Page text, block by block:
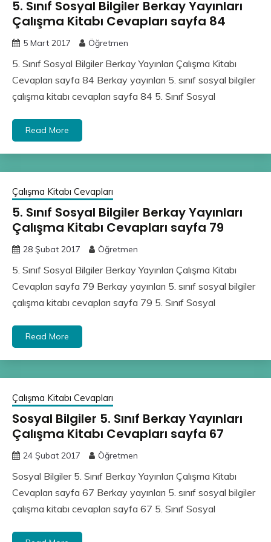
5. Sınıf Sosyal Bilgiler Berkay Yayınları
Çalışma Kitabı Cevapları sayfa 84
5 Mart 2017 Öğretmen
5. Sınıf Sosyal Bilgiler Berkay Yayınları Çalışma Kitabı
Cevapları sayfa 84 Berkay yayınları 5. sınıf sosyal bilgiler
çalışma kitabı cevapları sayfa 84 5. Sınıf Sosyal
Read More
Çalışma Kitabı Cevapları
5. Sınıf Sosyal Bilgiler Berkay Yayınları
Çalışma Kitabı Cevapları sayfa 79
28 Şubat 2017 Öğretmen
5. Sınıf Sosyal Bilgiler Berkay Yayınları Çalışma Kitabı
Cevapları sayfa 79 Berkay yayınları 5. sınıf sosyal bilgiler
çalışma kitabı cevapları sayfa 79 5. Sınıf Sosyal
Read More
Çalışma Kitabı Cevapları
Sosyal Bilgiler 5. Sınıf Berkay Yayınları
Çalışma Kitabı Cevapları sayfa 67
24 Şubat 2017 Öğretmen
Sosyal Bilgiler 5. Sınıf Berkay Yayınları Çalışma Kitabı
Cevapları sayfa 67 Berkay yayınları 5. sınıf sosyal bilgiler
çalışma kitabı cevapları sayfa 67 5. Sınıf Sosyal